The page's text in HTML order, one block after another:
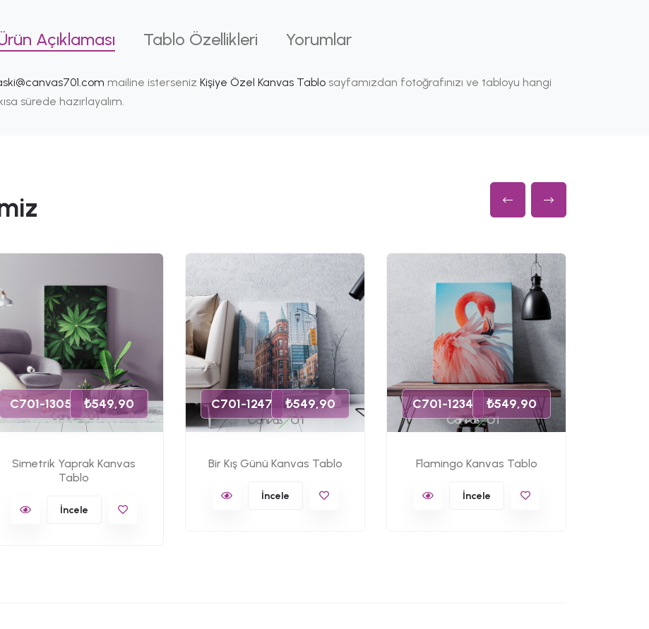
Açıklaması Tablo Özellikleri Yorumlar
mailine isterseniz Kişiye Özel Kanvas Tablo sayfamızdan fotoğrafınızı ve tabloyu hangi
sürede hazırlayalım.
C701-1305 ₺549,90
Simetrik Yaprak Kanvas
Tablo
İncele
C701-1247 ₺549,90
Bir Kış Günü Kanvas Tablo
İncele
C701-1234 ₺549,90
Flamingo Kanvas Tablo
İncele